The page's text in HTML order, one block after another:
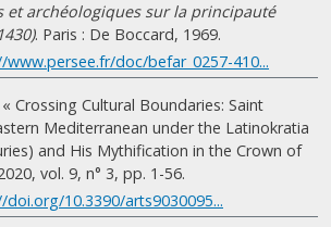
et archéologiques sur la principauté
. Paris : De Boccard, 1969.
www.persee.fr/doc/befar_0257-410...
Crossing Cultural Boundaries: Saint
Mediterranean under the Latinokratia
and His Mythification in the Crown of
vol. 9, n° 3, pp. 1-56.
doi.org/10.3390/arts9030095...